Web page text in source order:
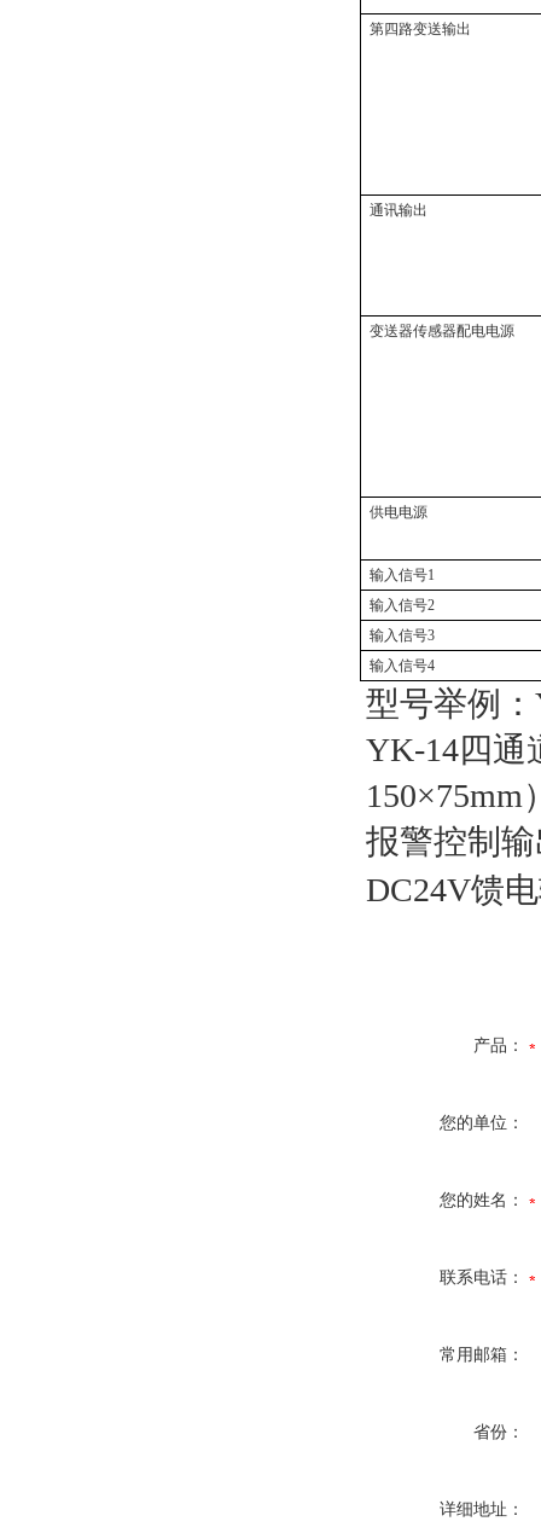
第四路变送输出
通讯输出
变送器传感器配电电源
供电电源
输入信号1
输入信号2
输入信号3
输入信号4
型号举例：
YK-14四通
报警控制
DC24V馈
产品：
您的单位：
您的姓名：
联系电话：
常用邮箱：
省份：
详细地址：